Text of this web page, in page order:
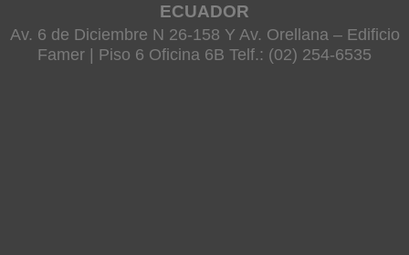
ECUADOR
Av. 6 de Diciembre N 26-158 Y Av. Orellana – Edificio
Famer | Piso 6 Oficina 6B Telf.: (02) 254-6535